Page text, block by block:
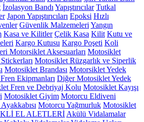
İzolasyon Bandı Yapıştırıcılar Tutkal
Japon Yapıştırıcıları Epoksi Hızlı
Güvenlik Malzemeleri Yangın
Kasa ve Kilitler Çelik Kasa Kilit Kutu ve
Kargo Kutusu Kargo Poşeti Koli
Motorsiklet Aksesuarları Motosiklet
Motosiklet Rüzgarlık ve Siperlik
Motosiklet Brandası Motorsiklet Yedek
Ekipmanları Diğer Motosiklet Yedek
Fren ve Debriyaj Kolu Motosiklet Kayışı
Motosiklet Giyim Motorcu Eldiveni
Motorcu Yağmurluk Motosiklet
EL ALETLERİ Akülü Vidalamalar